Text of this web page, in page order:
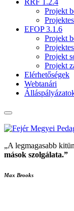
RRF 1.2.4
Projekt
EFOP 3.1.6
Projekt
Projekt
Projekt
Elérhetőségek
Webtanári
„A legmagasabb
mások szolgálata.”
Max Brooks